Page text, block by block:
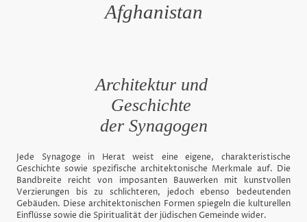
Afghanistan
Architektur und
Geschichte
der Synagogen
Jede Synagoge in Herat weist eine eigene, charakteristische
Geschichte sowie spezifische architektonische Merkmale auf. Die
Bandbreite reicht von imposanten Bauwerken mit kunstvollen
Verzierungen bis zu schlichteren, jedoch ebenso bedeutenden
Gebäuden. Diese architektonischen Formen spiegeln die kulturellen
Einflüsse sowie die Spiritualität der jüdischen Gemeinde wider.